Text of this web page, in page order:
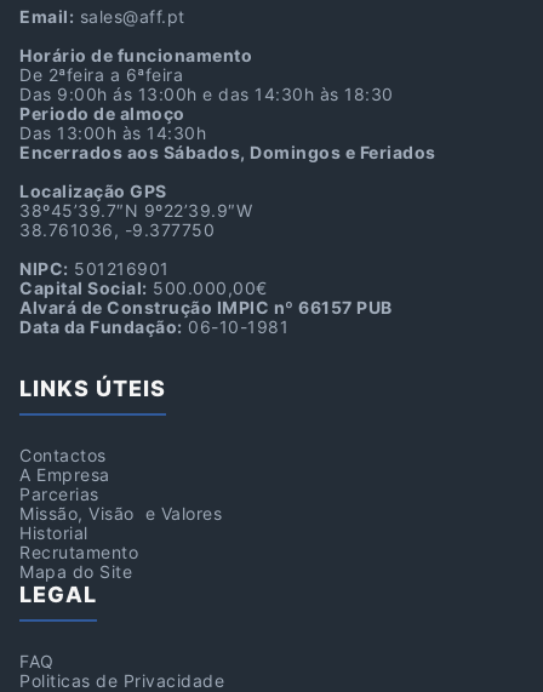
Email: sales@aff.pt
Horário de funcionamento
De 2ªfeira a 6ªfeira
Das 9:00h ás 13:00h e das 14:30h às 18:30
Periodo de almoço
Das 13:00h às 14:30h
Encerrados aos Sábados, Domingos e Feriados
Localização GPS
38º45’39.7″N 9º22’39.9″W
38.761036, -9.377750
NIPC: 501216901
Capital Social: 500.000,00€
Alvará de Construção IMPIC nº 66157 PUB
Data da Fundação: 06-10-1981
LINKS ÚTEIS
Contactos
A Empresa
Parcerias
Missão, Visão e Valores
Historial
Recrutamento
Mapa do Site
LEGAL
FAQ
Politicas de Privacidade